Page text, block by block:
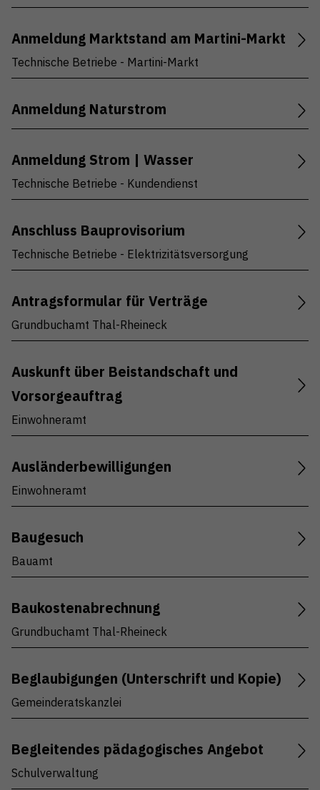
Anmeldung Marktstand am Martini-Markt
Technische Betriebe - Martini-Markt
Anmeldung Naturstrom
Anmeldung Strom | Wasser
Technische Betriebe - Kundendienst
Anschluss Bauprovisorium
Technische Betriebe - Elektrizitätsversorgung
Antragsformular für Verträge
Grundbuchamt Thal-Rheineck
Auskunft über Beistandschaft und
Vorsorgeauftrag
Einwohneramt
Ausländerbewilligungen
Einwohneramt
Baugesuch
Bauamt
Baukostenabrechnung
Grundbuchamt Thal-Rheineck
Beglaubigungen (Unterschrift und Kopie)
Gemeinderatskanzlei
Begleitendes pädagogisches Angebot
Schulverwaltung